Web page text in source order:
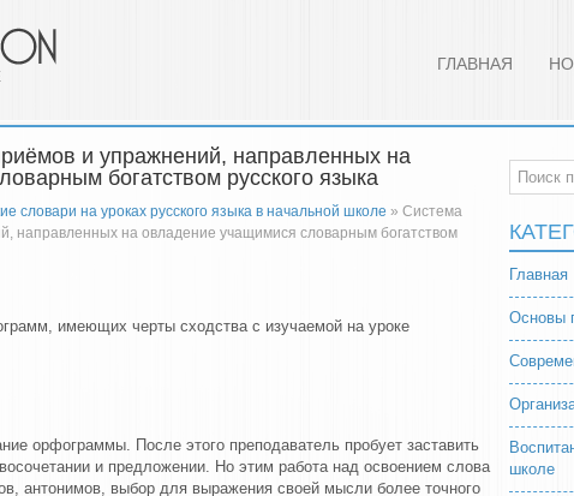
ГЛАВНАЯ
и упражнений, направленных на
богатством русского языка
словари на уроках русского языка в начальной школе » Система
направленных на овладение учащимися словарным богатством
имеющих черты сходства с изучаемой на уроке
орфограммы. После этого преподаватель пробует заставить
и предложении. Но этим работа над освоением слова
антонимов, выбор для выражения своей мысли более точного
Главная
Основы
школе